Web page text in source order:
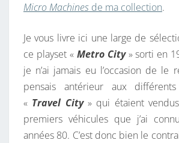
E
R
O
C
I
T
Y
Micro Machines de ma collection.
Je vous livre ici une large de
ce playset « Metro City» sorti en
je n’ai jamais eu l’occasion de le
pensais antérieur aux
« Travel City» qui étaient
premiers véhicules que j’ai
années 80. C’est donc bien le